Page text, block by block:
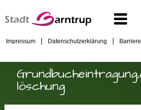
Impressum Datenschutzerklärung
löschung